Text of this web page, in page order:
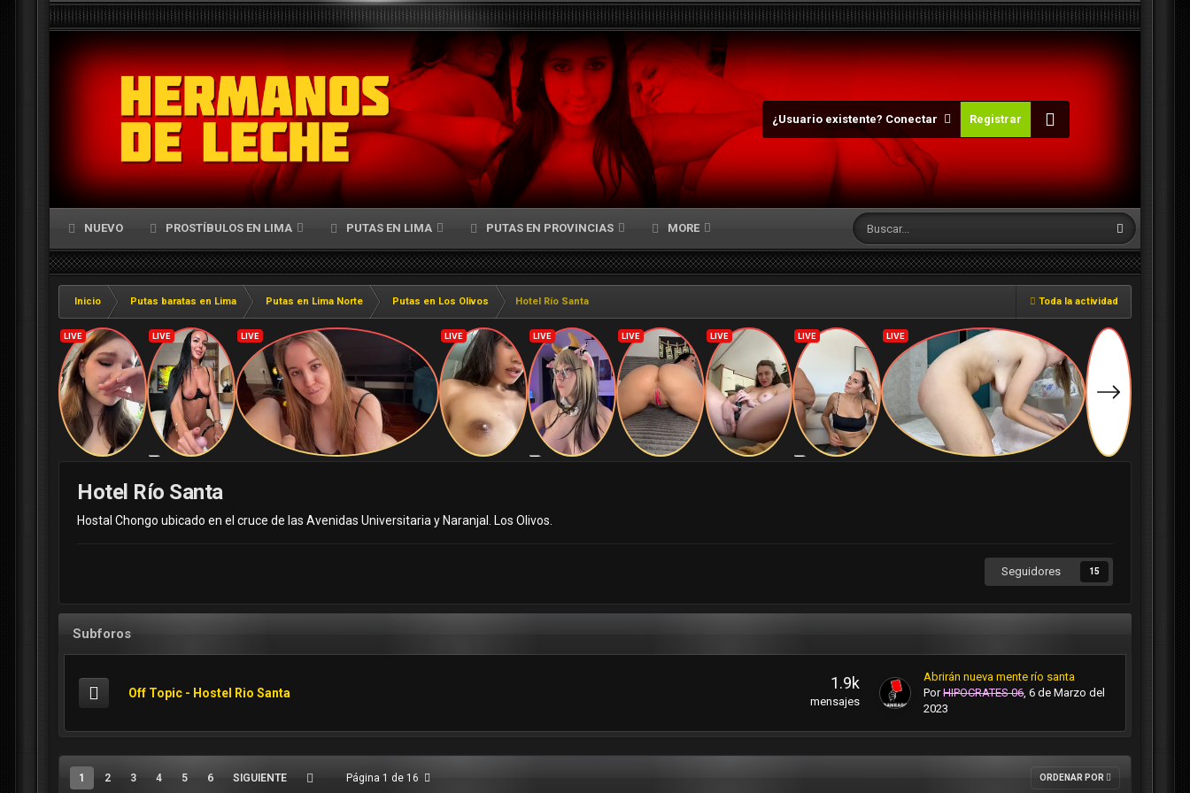
¿Usuario existente? Conectar Registrar
NUEVO PROSTÍBULOS EN LIMA PUTAS EN LIMA PUTAS EN PROVINCIAS MORE
Toda la actividad
Inicio Putas baratas en Lima Putas en Lima Norte Putas en Los Olivos Hotel Río Santa
Hotel Río Santa
Hostal Chongo ubicado en el cruce de las Avenidas Universitaria y Naranjal. Los Olivos.
Seguidores 15
Subforos
Off Topic - Hostel Rio Santa
1.9k
mensajes
Abrirán nueva mente río santa
PorHIPOCRATES 06,6 de Marzo del
2023
ORDENAR POR
1 2 3 4 5 6 SIGUIENTE Página 1 de 16